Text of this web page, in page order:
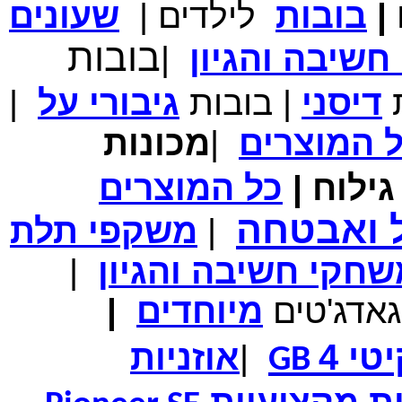
₪700.00 מחיר שוק
המחיר שלך
משלוח חינם
במבצע תיק לנשיאת מחשב נייד 10.1 אינץ' בצבע ורוד בעל
₪150.00 מחיר שוק
₪99.00 המחיר שלך
₪104.00 המחיר כולל משלוח :
נרתיק עור יוקרתי עבור אייפוד וידאו 60GB\80GB \שחור
| בובות לילדים |
שעונים
והגיון
|בובות
דיסני | בובות גיבורי על
|
המוצרים |מכונות
| כל המוצרים
ואבטחה | משקפי תלת
חשיבה והגיון
|
גאדג'טים מיוחדים |
4
GB
|אוזניות